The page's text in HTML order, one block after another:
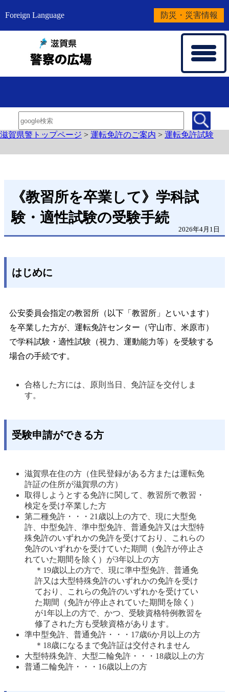
Foreign Language 防災・災害情報
滋賀県警トップページ > 運転免許のご案内 > 運転免許試験
《教習所を卒業して》学科試
験・適性試験の受験手続
2026年4月1日
はじめに
公安委員会指定の教習所（以下「教習所」といいます）
を卒業した方が、運転免許センター（守山市、米原市）
で学科試験・適性試験（視力、運動能力等）を受験する
場合の手続です。
合格した方には、原則当日、免許証を交付しま
す。
受験申請ができる方
滋賀県在住の方（住民登録がある方または運転免
許証の住所が滋賀県の方）
取得しようとする免許に関して、教習所で教習・
検定を受け卒業した方
第二種免許・・・21歳以上の方で、現に大型免
許、中型免許、準中型免許、普通免許又は大型特
殊免許のいずれかの免許を受けており、これらの
免許のいずれかを受けていた期間（免許が停止さ
れていた期間を除く）が3年以上の方
＊19歳以上の方で、現に準中型免許、普通免
許又は大型特殊免許のいずれかの免許を受け
ており、これらの免許のいずれかを受けてい
た期間（免許が停止されていた期間を除く）
が1年以上の方で、かつ、受験資格特例教習を
修了された方も受験資格があります。
準中型免許、普通免許・・・17歳6か月以上の方
＊18歳になるまで免許証は交付されません
普通二輪免許・・・16歳以上の方